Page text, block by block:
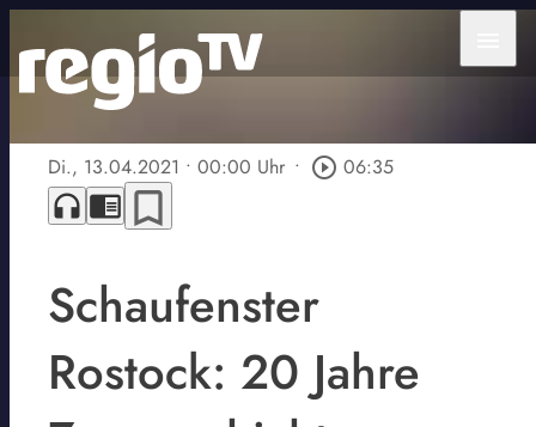
Di., 13.04.2021 • 00:00 Uhr • play_circle_outline 06:35
headphones chrome_reader_mode bookmark_border
Schaufenster
Rostock: 20 Jahre